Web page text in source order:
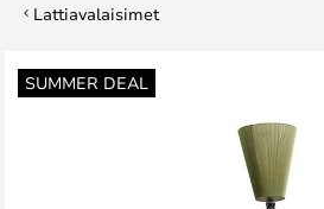
Lattiavalaisimet
SUMMER DEAL
Skip
to